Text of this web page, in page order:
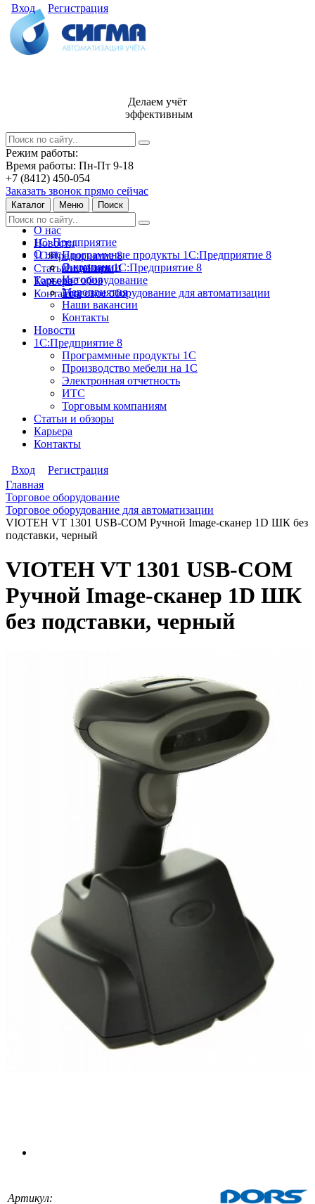
Вход Регистрация
Делаем учёт
эффективным
Режим работы:
Время работы: Пн-Пт 9-18
+7 (8412) 450-054
Заказать звонок прямо сейчас
Каталог Меню Поиск
О нас
Новости
1С:Предприятие 8
Статьи и обзоры
Карьера
Контакты
1С: Предприятие
Программные продукты 1С:Предприятие 8
Лицензии 1С:Предприятие 8
Торговое оборудование
Торговое оборудование для автоматизации
О нас
О компании
История
Мероприятия
Наши вакансии
Контакты
Новости
1С:Предприятие 8
Программные продукты 1С
Производство мебели на 1С
Электронная отчетность
ИТС
Торговым компаниям
Статьи и обзоры
Карьера
Контакты
Вход
Регистрация
Главная
Торговое оборудование
Торговое оборудование для автоматизации
VIOTEH VT 1301 USB-COM Ручной Image-сканер 1D ШК без
подставки, черный
VIOTEH VT 1301 USB-COM
Ручной Image-сканер 1D ШК
без подставки, черный
Артикул: